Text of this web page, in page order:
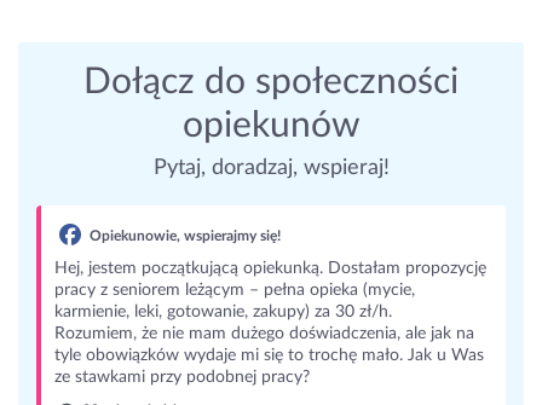
Dołącz do społeczności
opiekunów
Pytaj, doradzaj, wspieraj!
Opiekunowie, wspierajmy się!
Hej, jestem początkującą opiekunką. Dostałam propozycję
pracy z seniorem leżącym – pełna opieka (mycie,
karmienie, leki, gotowanie, zakupy) za 30 zł/h.
Rozumiem, że nie mam dużego doświadczenia, ale jak na
tyle obowiązków wydaje mi się to trochę mało. Jak u Was
ze stawkami przy podobnej pracy?